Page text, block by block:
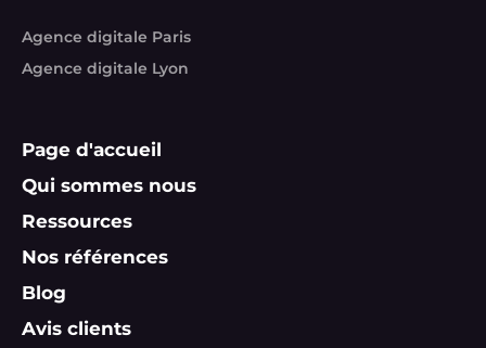
Agence digitale Paris
Agence digitale Lyon
Page d'accueil
Qui sommes nous
Ressources
Nos références
Blog
Avis clients